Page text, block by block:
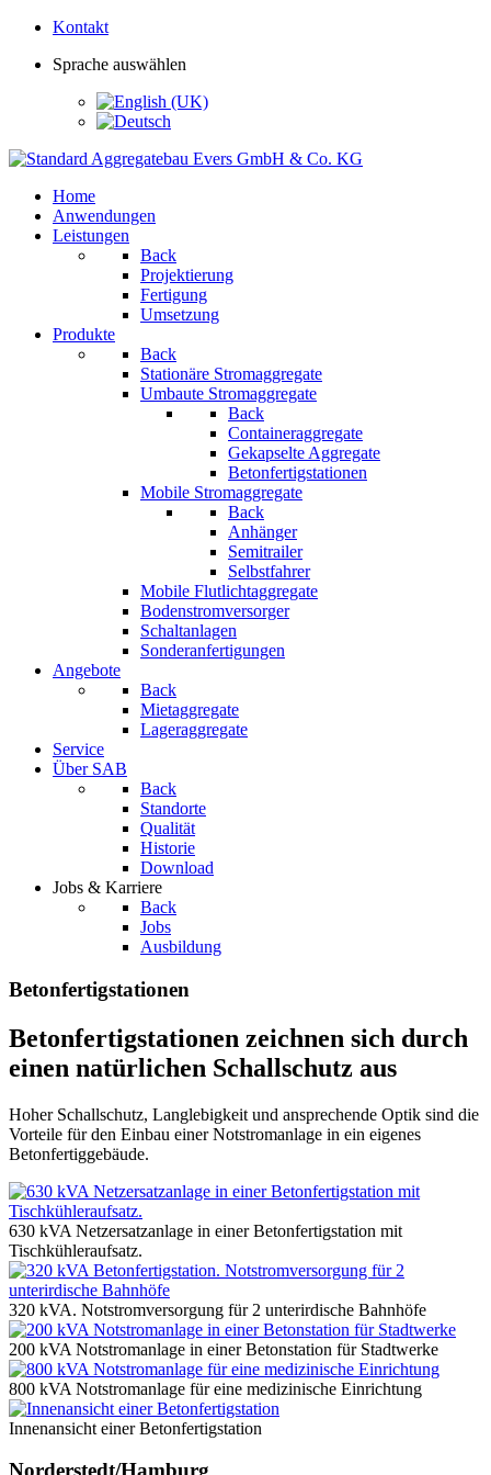
Kontakt
Sprache auswählen
Home
Anwendungen
Leistungen
Back
Projektierung
Fertigung
Umsetzung
Produkte
Back
Stationäre Stromaggregate
Umbaute Stromaggregate
Back
Containeraggregate
Gekapselte Aggregate
Betonfertigstationen
Mobile Stromaggregate
Back
Anhänger
Semitrailer
Selbstfahrer
Mobile Flutlichtaggregate
Bodenstromversorger
Schaltanlagen
Sonderanfertigungen
Angebote
Back
Mietaggregate
Lageraggregate
Service
Über SAB
Back
Standorte
Qualität
Historie
Download
Jobs & Karriere
Back
Jobs
Ausbildung
Betonfertigstationen
Betonfertigstationen zeichnen sich durch
einen natürlichen Schallschutz aus
Hoher Schallschutz, Langlebigkeit und ansprechende Optik sind die
Vorteile für den Einbau einer Notstromanlage in ein eigenes
Betonfertiggebäude.
630 kVA Netzersatzanlage in einer Betonfertigstation mit
Tischkühleraufsatz.
320 kVA. Notstromversorgung für 2 unterirdische Bahnhöfe
200 kVA Notstromanlage in einer Betonstation für Stadtwerke
800 kVA Notstromanlage für eine medizinische Einrichtung
Innenansicht einer Betonfertigstation
Norderstedt/Hamburg